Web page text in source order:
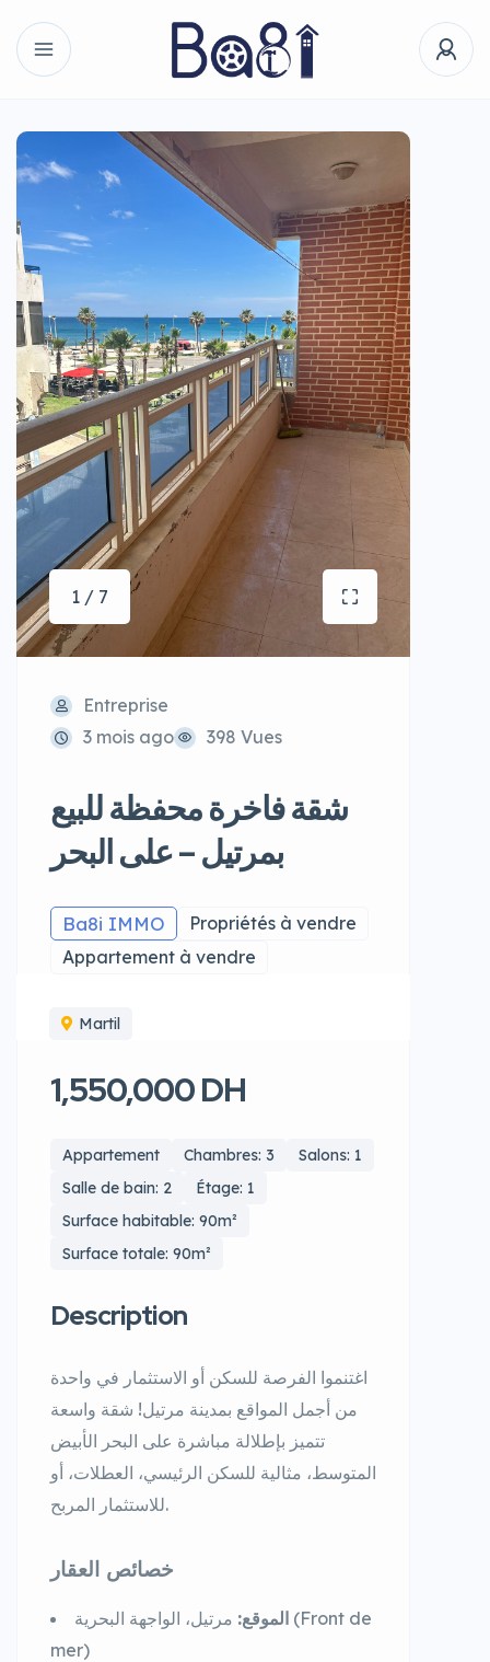
1 / 7
Entreprise
3 mois ago
398 Vues
شقة فاخرة محفظة للبيع
بمرتيل – على البحر
Ba8i IMMO
Propriétés à vendre
Appartement à vendre
Martil
1,550,000 DH
Appartement Chambres: 3
Salons: 1
Salle de bain: 2
Étage: 1
Surface habitable: 90m²
Surface totale: 90m²
Description
اغتنموا الفرصة للسكن أو الاستثمار في واحدة
من أجمل المواقع بمدينة مرتيل! شقة واسعة
تتميز بإطلالة مباشرة على البحر الأبيض
المتوسط، مثالية للسكن الرئيسي، العطلات، أو
للاستثمار المربح.
خصائص العقار
الموقع: مرتيل، الواجهة البحرية (Front de
mer)